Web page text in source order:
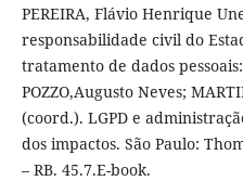
PEREIRA, Flávio Henrique
responsabilidade civil do
tratamento de dados
POZZO,Augusto Neves;
(coord.). LGPD e
dos impactos. São Paulo:
– RB. 45.7.E-book.